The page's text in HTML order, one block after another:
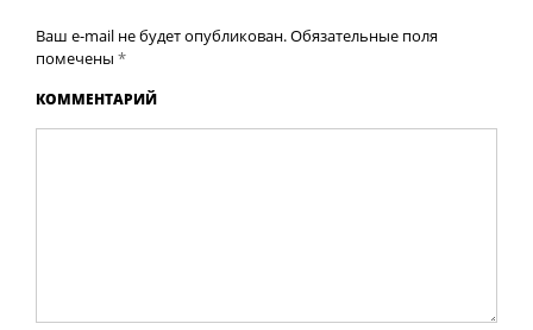
Ваш e-mail не будет опубликован.Обязательные поля
помечены *
КОММЕНТАРИЙ